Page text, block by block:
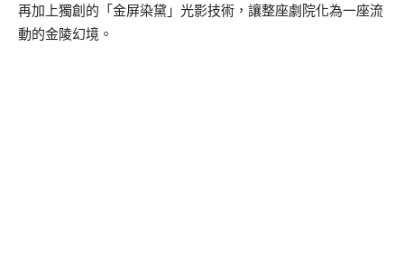
再加上獨創的「金屏染黛」光影技術，讓整座劇院化為一座流
動的金陵幻境。